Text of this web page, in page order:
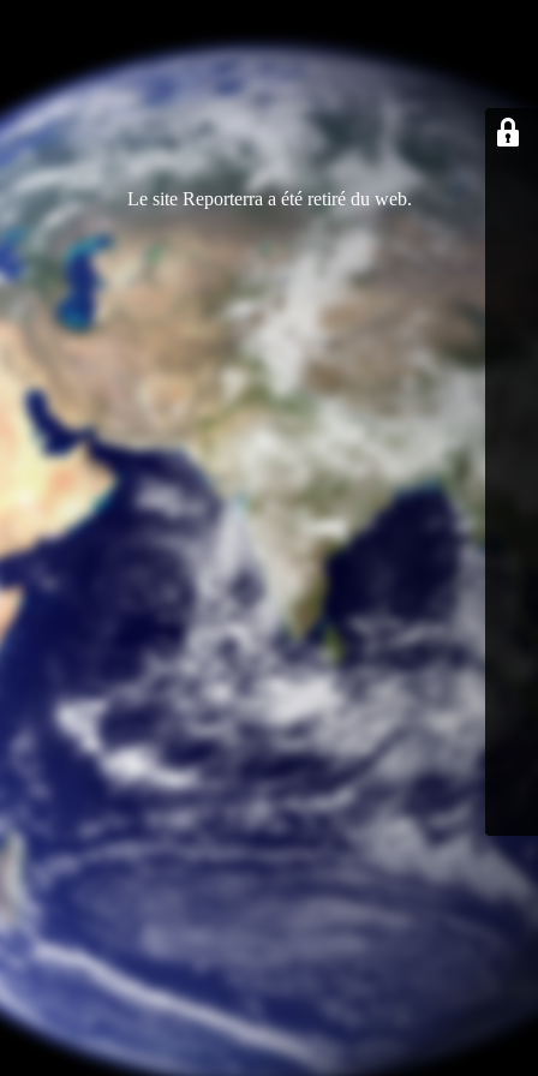
Le site Reporterra a été retiré du web.